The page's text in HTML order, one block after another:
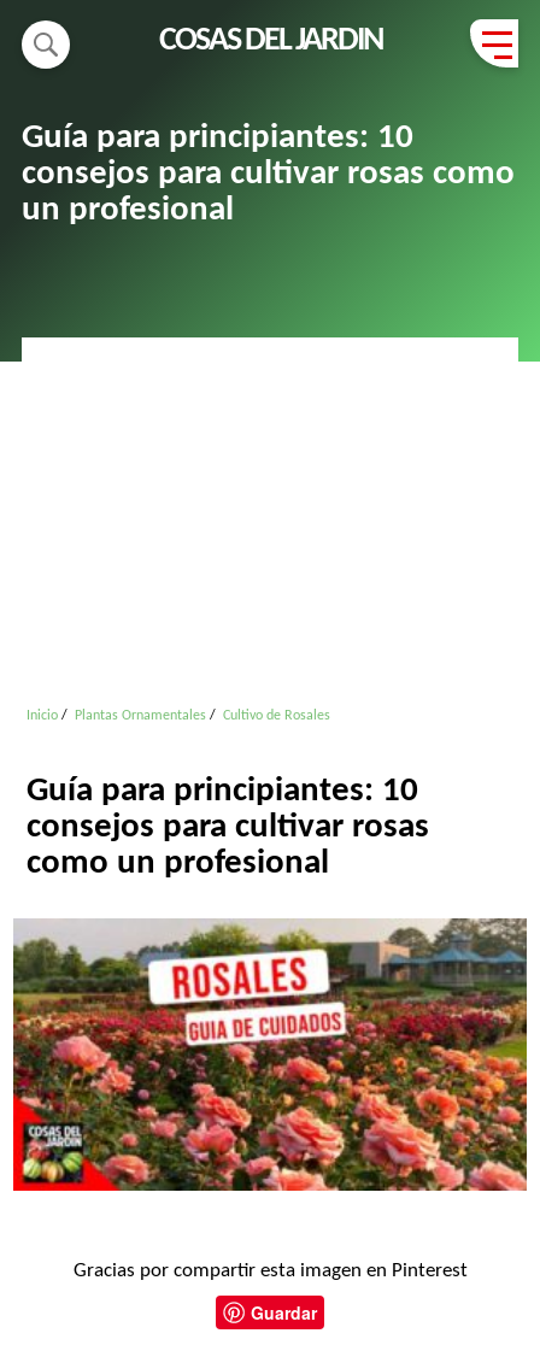
COSAS DEL JARDIN
Guía para principiantes: 10
consejos para cultivar rosas como
un profesional
Inicio Plantas Ornamentales Cultivo de Rosales
Guía para principiantes: 10
consejos para cultivar rosas
como un profesional
Gracias por compartir esta imagen en Pinterest
Guardar